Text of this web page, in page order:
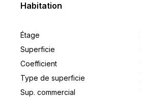
Habitation
Étage
Superficie
Coefficient
Type de superficie
Sup. commercial